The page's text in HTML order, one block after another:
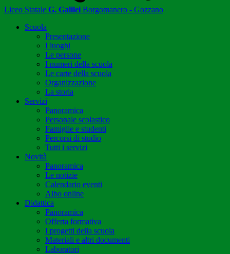
Liceo Statale G. Galilei Borgomanero - Gozzano
Scuola
Presentazione
I luoghi
Le persone
I numeri della scuola
Le carte della scuola
Organizzazione
La storia
Servizi
Panoramica
Personale scolastico
Famiglie e studenti
Percorsi di studio
Tutti i servizi
Novità
Panoramica
Le notizie
Calendario eventi
Albo online
Didattica
Panoramica
Offerta formativa
I progetti della scuola
Materiali e altri documenti
Laboratori